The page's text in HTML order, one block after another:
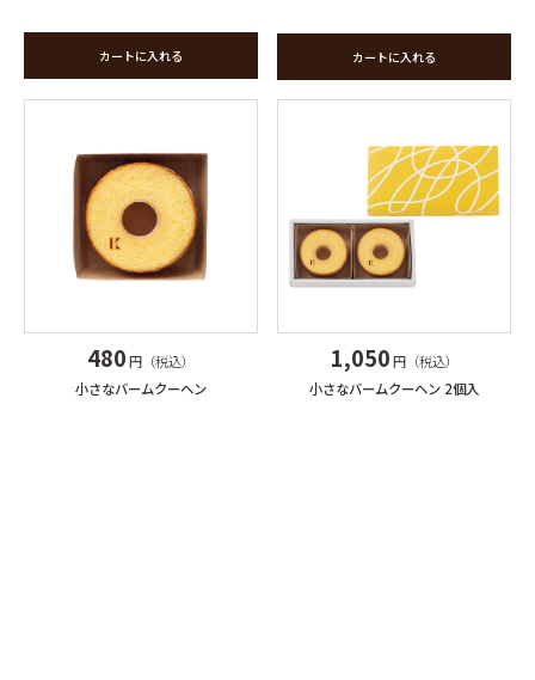
カートに入れる カートに入れる
480円（税込）
小さなバームクーヘン
1,050円（税込）
小さなバームクーヘン 2個入